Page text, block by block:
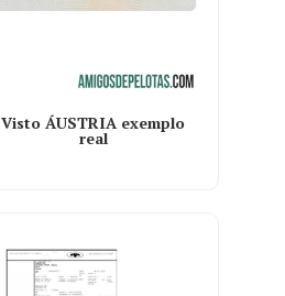
Visto ÁUSTRIA exemplo
real